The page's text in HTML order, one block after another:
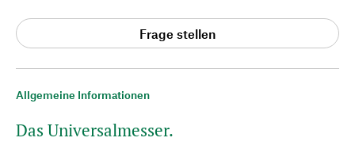
Allgemeine Informationen
Das Universalmesser.
Frage stellen